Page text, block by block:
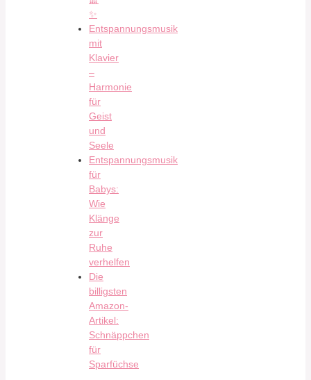
✨
Entspannungsmusik
mit
Klavier
–
Harmonie
für
Geist
und
Seele
Entspannungsmusik
für
Babys:
Wie
Klänge
zur
Ruhe
verhelfen
Die
billigsten
Amazon-
Artikel:
Schnäppchen
für
Sparfüchse